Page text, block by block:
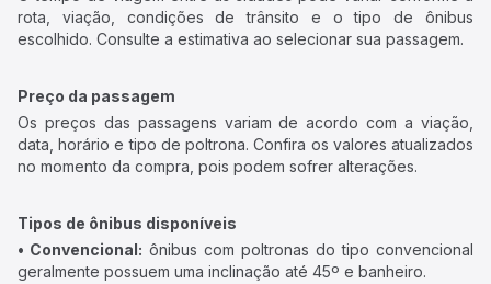
rota, viação, condições de trânsito e o tipo de ônibus
escolhido. Consulte a estimativa ao selecionar sua passagem.
Preço da passagem
Os preços das passagens variam de acordo com a viação,
data, horário e tipo de poltrona. Confira os valores atualizados
no momento da compra, pois podem sofrer alterações.
Tipos de ônibus disponíveis
• Convencional: ônibus com poltronas do tipo convencional
geralmente possuem uma inclinação até 45º e banheiro.